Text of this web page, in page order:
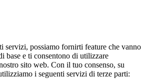
servizi, possiamo fornirti feature che vanno
base e ti consentono di utilizzare
sito web. Con il tuo consenso, su
i seguenti servizi di terze parti: